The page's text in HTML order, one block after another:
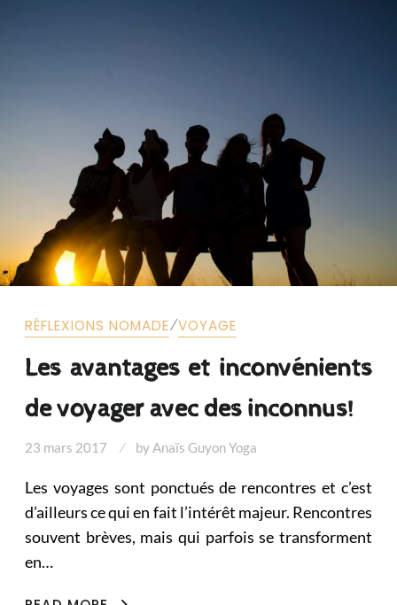
RÉFLEXIONS NOMADE⁄VOYAGE
Les avantages et inconvénients
de voyager avec des inconnus!
23 mars 2017 byAnaïs Guyon Yoga
Les voyages sont ponctués de rencontres et c’est
d’ailleurs ce qui en fait l’intérêt majeur. Rencontres
souvent brèves, mais qui parfois se transforment
en…
LES